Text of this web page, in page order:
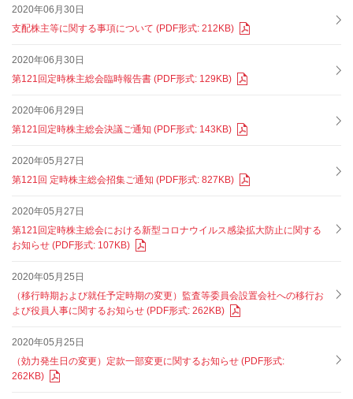
2020年06月30日
支配株主等に関する事項について (PDF形式: 212KB)
2020年06月30日
第121回定時株主総会臨時報告書 (PDF形式: 129KB)
2020年06月29日
第121回定時株主総会決議ご通知 (PDF形式: 143KB)
2020年05月27日
第121回 定時株主総会招集ご通知 (PDF形式: 827KB)
2020年05月27日
第121回定時株主総会における新型コロナウイルス感染拡大防止に関する
お知らせ (PDF形式: 107KB)
2020年05月25日
（移行時期および就任予定時期の変更）監査等委員会設置会社への移行お
よび役員人事に関するお知らせ (PDF形式: 262KB)
2020年05月25日
（効力発生日の変更）定款一部変更に関するお知らせ (PDF形式:
262KB)